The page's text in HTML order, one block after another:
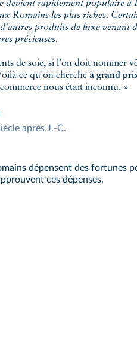
Romains les plus riches.
produits de luxe venant
précieuses.
de soie, si l'on doit nommer
ce qu'on cherche à grand
nous était inconnu. »
après J.-C.
dépensent des fortunes
ces dépenses.